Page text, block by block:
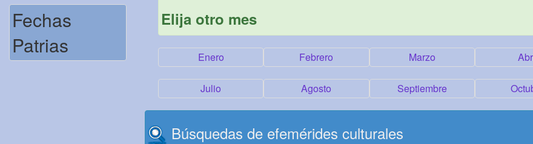
Fechas
Patrias
Elija otro mes
Enero Febrero Marzo
Julio Agosto Septiembre
Búsquedas de efemérides culturales